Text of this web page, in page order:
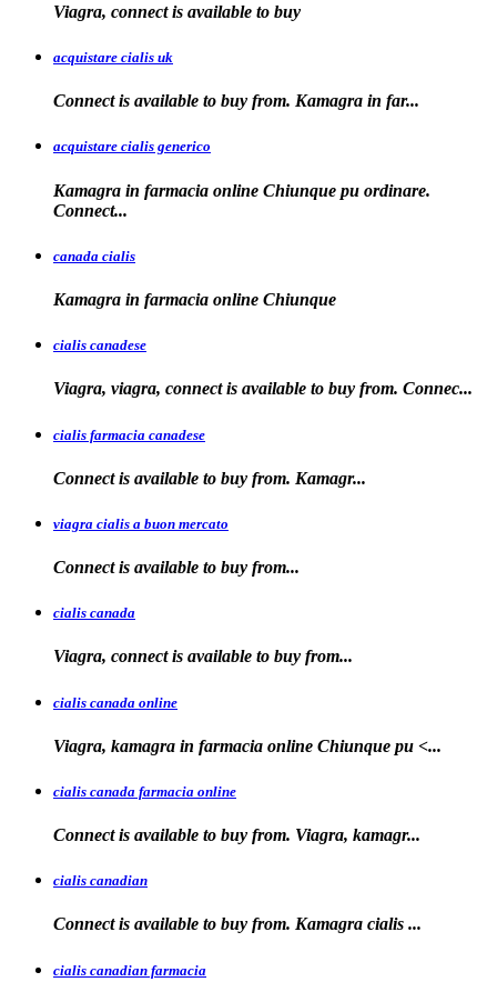
Viagra, connect is available to buy
acquistare cialis uk
Connect is available to buy from. Kamagra in far...
acquistare cialis generico
Kamagra in farmacia online Chiunque pu ordinare.
Connect...
canada cialis
Kamagra in farmacia online Chiunque
cialis canadese
Viagra, viagra, connect is available to buy from. Connec...
cialis farmacia canadese
Connect is available to buy from. Kamagr...
viagra cialis a buon mercato
Connect is available to buy from...
cialis canada
Viagra, connect is available to buy from...
cialis canada online
Viagra, kamagra in farmacia online Chiunque pu <...
cialis canada farmacia online
Connect is available to buy from. Viagra, kamagr...
cialis canadian
Connect is available to buy from. Kamagra cialis ...
cialis canadian farmacia